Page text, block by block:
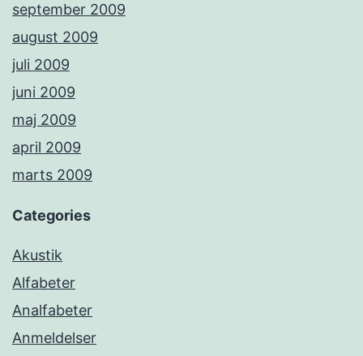
september 2009
august 2009
juli 2009
juni 2009
maj 2009
april 2009
marts 2009
Categories
Akustik
Alfabeter
Analfabeter
Anmeldelser